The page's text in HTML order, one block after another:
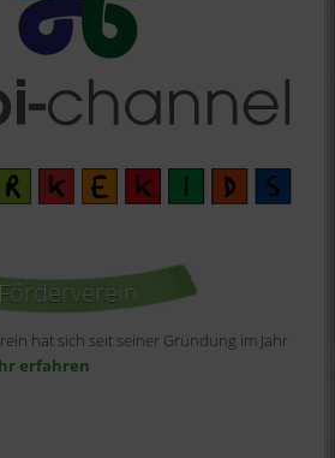
Förderverein
hat sich seit seiner Gründung im Jahr
erfahren